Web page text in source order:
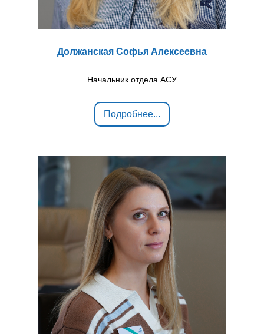
Должанская Софья Алексеевна
Начальник отдела АСУ
Подробнее...